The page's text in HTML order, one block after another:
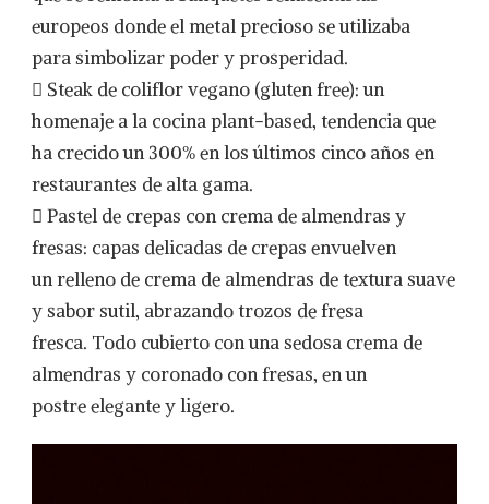
europeos donde el metal precioso se utilizaba
para simbolizar poder y prosperidad.
 Steak de coliflor vegano (gluten free): un
homenaje a la cocina plant-based, tendencia que
ha crecido un 300% en los últimos cinco años en
restaurantes de alta gama.
 Pastel de crepas con crema de almendras y
fresas: capas delicadas de crepas envuelven
un relleno de crema de almendras de textura suave
y sabor sutil, abrazando trozos de fresa
fresca. Todo cubierto con una sedosa crema de
almendras y coronado con fresas, en un
postre elegante y ligero.